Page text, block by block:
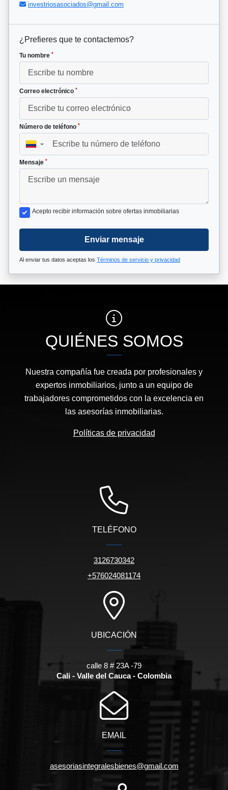
investriosasociados@gmail.com
¿Prefieres que te contactemos?
Tu nombre *
Correo electrónico *
Número de teléfono *
▼
Mensaje *
Acepto recibir información sobre ofertas inmobiliarias
Enviar mensaje
Al enviar tus datos aceptas los Términos de servicio y privacidad
QUIÉNES SOMOS
Nuestra compañía fue creada por profesionales y
expertos inmobiliarios, junto a un equipo de
trabajadores comprometidos con la excelencia en
las asesorías inmobiliarias.
Políticas de privacidad
TELÉFONO
3126730342
+576024081174
UBICACIÓN
calle 8 # 23A -79
Cali - Valle del Cauca - Colombia
EMAIL
asesoriasintegralesbienes@gmail.com